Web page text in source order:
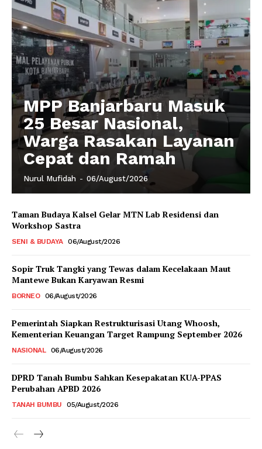
MPP Banjarbaru Masuk
25 Besar Nasional,
Warga Rasakan Layanan
Cepat dan Ramah
Nurul Mufidah - 06/August/2026
Taman Budaya Kalsel Gelar MTN Lab Residensi dan
Workshop Sastra
SENI & BUDAYA 06/August/2026
Sopir Truk Tangki yang Tewas dalam Kecelakaan Maut
Mantewe Bukan Karyawan Resmi
BORNEO 06/August/2026
Pemerintah Siapkan Restrukturisasi Utang Whoosh,
Kementerian Keuangan Target Rampung September 2026
NASIONAL 06/August/2026
DPRD Tanah Bumbu Sahkan Kesepakatan KUA-PPAS
Perubahan APBD 2026
TANAH BUMBU 05/August/2026